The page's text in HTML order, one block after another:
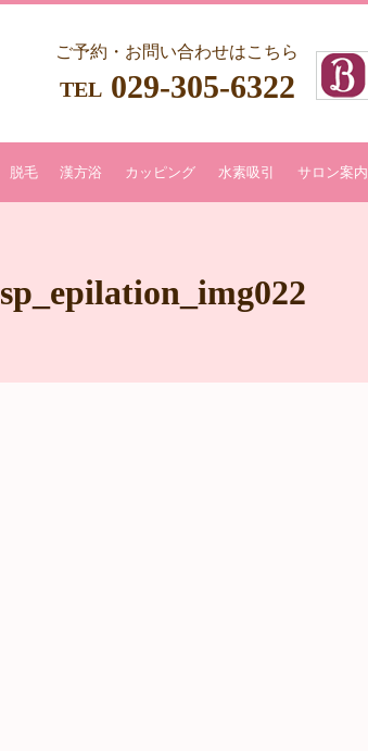
ご予約・お問い合わせはこちら
TEL029-305-6322
脱毛 漢方浴 カッピング 水素吸引 サロン案内
sp_epilation_img022